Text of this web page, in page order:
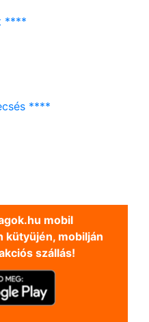
****
****
mobil
kütyüjén, mobilján
szállás!